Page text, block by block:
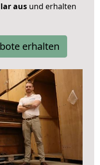
aus und erhalten
erhalten